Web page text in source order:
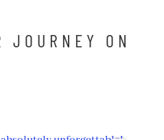
JOURNEY ON